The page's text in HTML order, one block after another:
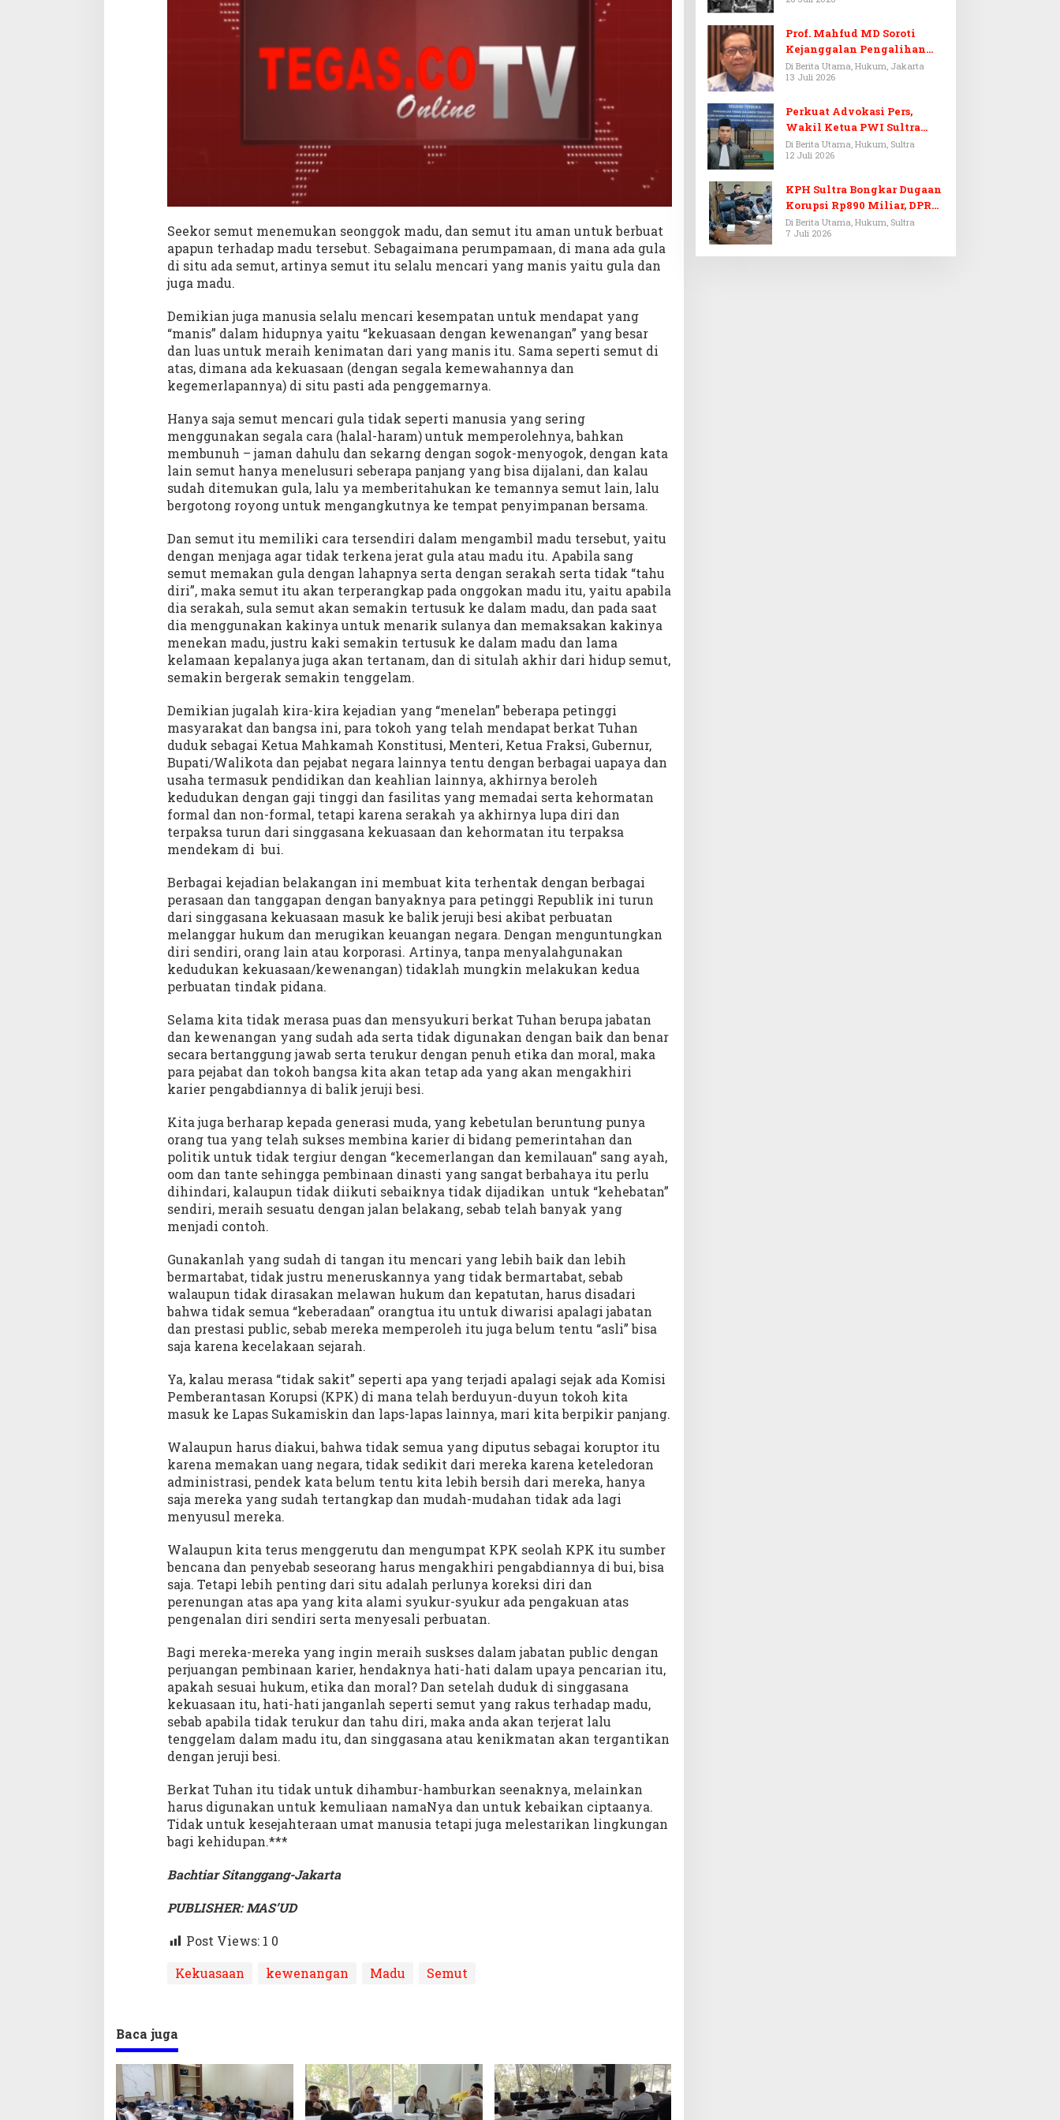
a
n
g
Seekor semut menemukan seonggok madu, dan semut itu aman untuk berbuat
apapun terhadap madu tersebut. Sebagaimana perumpamaan, di mana ada gula
di situ ada semut, artinya semut itu selalu mencari yang manis yaitu gula dan
juga madu.
Demikian juga manusia selalu mencari kesempatan untuk mendapat yang
“manis” dalam hidupnya yaitu “kekuasaan dengan kewenangan” yang besar
dan luas untuk meraih kenimatan dari yang manis itu. Sama seperti semut di
atas, dimana ada kekuasaan (dengan segala kemewahannya dan
kegemerlapannya) di situ pasti ada penggemarnya.
Hanya saja semut mencari gula tidak seperti manusia yang sering
menggunakan segala cara (halal-haram) untuk memperolehnya, bahkan
membunuh – jaman dahulu dan sekarng dengan sogok-menyogok, dengan kata
lain semut hanya menelusuri seberapa panjang yang bisa dijalani, dan kalau
sudah ditemukan gula, lalu ya memberitahukan ke temannya semut lain, lalu
bergotong royong untuk mengangkutnya ke tempat penyimpanan bersama.
Dan semut itu memiliki cara tersendiri dalam mengambil madu tersebut, yaitu
dengan menjaga agar tidak terkena jerat gula atau madu itu. Apabila sang
semut memakan gula dengan lahapnya serta dengan serakah serta tidak “tahu
diri”, maka semut itu akan terperangkap pada onggokan madu itu, yaitu apabila
dia serakah, sula semut akan semakin tertusuk ke dalam madu, dan pada saat
dia menggunakan kakinya untuk menarik sulanya dan memaksakan kakinya
menekan madu, justru kaki semakin tertusuk ke dalam madu dan lama
kelamaan kepalanya juga akan tertanam, dan di situlah akhir dari hidup semut,
semakin bergerak semakin tenggelam.
Demikian jugalah kira-kira kejadian yang “menelan” beberapa petinggi
masyarakat dan bangsa ini, para tokoh yang telah mendapat berkat Tuhan
duduk sebagai Ketua Mahkamah Konstitusi, Menteri, Ketua Fraksi, Gubernur,
Bupati/Walikota dan pejabat negara lainnya tentu dengan berbagai uapaya dan
usaha termasuk pendidikan dan keahlian lainnya, akhirnya beroleh
kedudukan dengan gaji tinggi dan fasilitas yang memadai serta kehormatan
formal dan non-formal, tetapi karena serakah ya akhirnya lupa diri dan
terpaksa turun dari singgasana kekuasaan dan kehormatan itu terpaksa
mendekam di bui.
Berbagai kejadian belakangan ini membuat kita terhentak dengan berbagai
perasaan dan tanggapan dengan banyaknya para petinggi Republik ini turun
dari singgasana kekuasaan masuk ke balik jeruji besi akibat perbuatan
melanggar hukum dan merugikan keuangan negara. Dengan menguntungkan
diri sendiri, orang lain atau korporasi. Artinya, tanpa menyalahgunakan
kedudukan kekuasaan/kewenangan) tidaklah mungkin melakukan kedua
perbuatan tindak pidana.
Selama kita tidak merasa puas dan mensyukuri berkat Tuhan berupa jabatan
dan kewenangan yang sudah ada serta tidak digunakan dengan baik dan benar
secara bertanggung jawab serta terukur dengan penuh etika dan moral, maka
para pejabat dan tokoh bangsa kita akan tetap ada yang akan mengakhiri
karier pengabdiannya di balik jeruji besi.
Kita juga berharap kepada generasi muda, yang kebetulan beruntung punya
orang tua yang telah sukses membina karier di bidang pemerintahan dan
politik untuk tidak tergiur dengan “kecemerlangan dan kemilauan” sang ayah,
oom dan tante sehingga pembinaan dinasti yang sangat berbahaya itu perlu
dihindari, kalaupun tidak diikuti sebaiknya tidak dijadikan untuk “kehebatan”
sendiri, meraih sesuatu dengan jalan belakang, sebab telah banyak yang
menjadi contoh.
Gunakanlah yang sudah di tangan itu mencari yang lebih baik dan lebih
bermartabat, tidak justru meneruskannya yang tidak bermartabat, sebab
walaupun tidak dirasakan melawan hukum dan kepatutan, harus disadari
bahwa tidak semua “keberadaan” orangtua itu untuk diwarisi apalagi jabatan
dan prestasi public, sebab mereka memperoleh itu juga belum tentu “asli” bisa
saja karena kecelakaan sejarah.
Ya, kalau merasa “tidak sakit” seperti apa yang terjadi apalagi sejak ada Komisi
Pemberantasan Korupsi (KPK) di mana telah berduyun-duyun tokoh kita
masuk ke Lapas Sukamiskin dan laps-lapas lainnya, mari kita berpikir panjang.
Walaupun harus diakui, bahwa tidak semua yang diputus sebagai koruptor itu
karena memakan uang negara, tidak sedikit dari mereka karena keteledoran
administrasi, pendek kata belum tentu kita lebih bersih dari mereka, hanya
saja mereka yang sudah tertangkap dan mudah-mudahan tidak ada lagi
menyusul mereka.
Walaupun kita terus menggerutu dan mengumpat KPK seolah KPK itu sumber
bencana dan penyebab seseorang harus mengakhiri pengabdiannya di bui, bisa
saja. Tetapi lebih penting dari situ adalah perlunya koreksi diri dan
perenungan atas apa yang kita alami syukur-syukur ada pengakuan atas
pengenalan diri sendiri serta menyesali perbuatan.
Bagi mereka-mereka yang ingin meraih suskses dalam jabatan public dengan
perjuangan pembinaan karier, hendaknya hati-hati dalam upaya pencarian itu,
apakah sesuai hukum, etika dan moral? Dan setelah duduk di singgasana
kekuasaan itu, hati-hati janganlah seperti semut yang rakus terhadap madu,
sebab apabila tidak terukur dan tahu diri, maka anda akan terjerat lalu
tenggelam dalam madu itu, dan singgasana atau kenikmatan akan tergantikan
dengan jeruji besi.
Berkat Tuhan itu tidak untuk dihambur-hamburkan seenaknya, melainkan
harus digunakan untuk kemuliaan namaNya dan untuk kebaikan ciptaanya.
Tidak untuk kesejahteraan umat manusia tetapi juga melestarikan lingkungan
bagi kehidupan.***
Bachtiar Sitanggang-Jakarta
PUBLISHER: MAS’UD
Post Views: 1 0
Kekuasaan
kewenangan Madu Semut
Baca juga
Prof. Mahfud MD Soroti
Kejanggalan Pengalihan
Penyelidikan Tersangka
Febrie Adriansyah
Di Berita Utama, Hukum, Jakarta
13 Juli 2026
Perkuat Advokasi Pers,
Wakil Ketua PWI Sultra
Resmi Dilantik Menjadi
Advokat PERADI
Di Berita Utama, Hukum, Sultra
12 Juli 2026
KPH Sultra Bongkar Dugaan
Korupsi Rp890 Miliar, DPRD
Sultra Gelar RDP
Di Berita Utama, Hukum, Sultra
7 Juli 2026